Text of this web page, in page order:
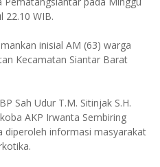
22.10 WIB.
inisial AM (63) warga
Kecamatan Siantar Barat
Sah Udur T.M. Sitinjak S.H.
AKP Irwanta Sembiring
diperoleh informasi masyarakat